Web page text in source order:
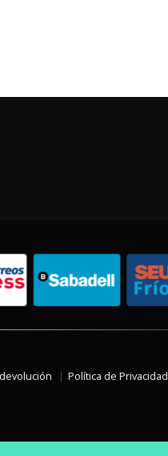
Política de Privacidad